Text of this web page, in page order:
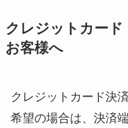
クレジットカー
お客様へ
クレジットカード決
希望の場合は、決済